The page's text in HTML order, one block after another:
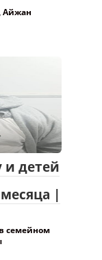
Айжан
и детей
|
семейном